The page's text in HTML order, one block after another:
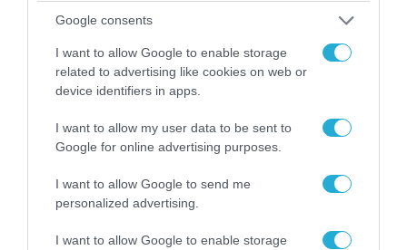
Google consents
I want to allow Google to enable storage
related to advertising like cookies on web or
device identifiers in apps.
I want to allow my user data to be sent to
Google for online advertising purposes.
I want to allow Google to send me
personalized advertising.
I want to allow Google to enable storage
«Επιχείρηση ελεύθερα πεζοδρόμια» στην
Αθήνα: Απομακρύνθηκαν παράνομα
αντικείμενα από κοινόχρηστους χώρους